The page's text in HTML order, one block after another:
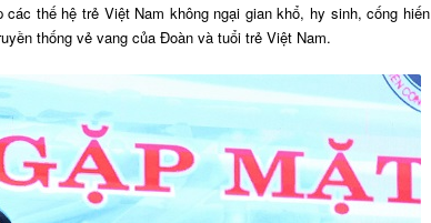
thế hệ trẻ Việt Nam không ngại gian khổ, hy sinh, cống hiến
thống vẻ vang của Đoàn và tuổi trẻ Việt Nam.